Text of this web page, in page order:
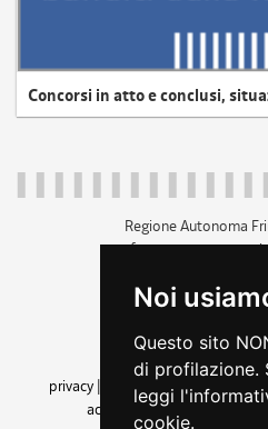
Noi
Questo sito
di profilazione.
leggi
cookie.
Concorsi in atto e conclusi,
Regione Autonoma
c.f. 80014930327;
+39 040
amministrazione
privacy
cookie |note legali
accessibilità| feedback